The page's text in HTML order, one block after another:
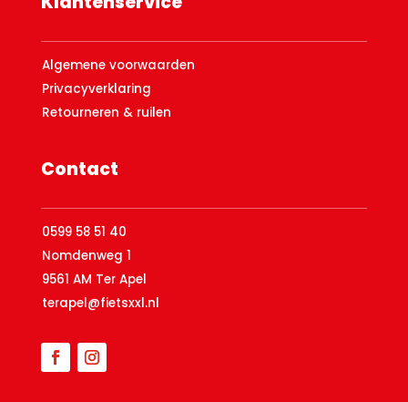
Algemene voorwaarden
Privacyverklaring
Retourneren & ruilen
Contact
0599 58 51 40
Nomdenweg 1
9561 AM Ter Apel
terapel@fietsxxl.nl